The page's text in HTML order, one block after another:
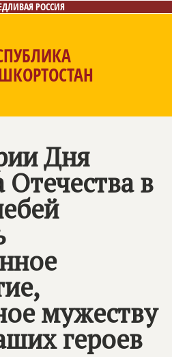
РОССИЯ
Поиск
Дня
в
мужеству
героев